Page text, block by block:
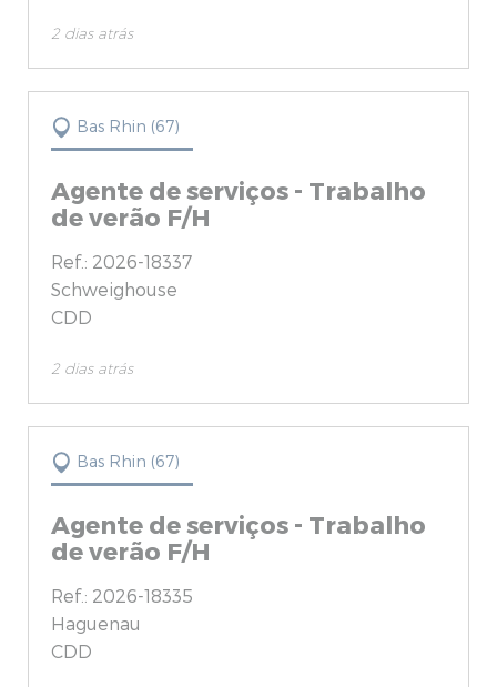
2 dias atrás
Bas Rhin (67)
Agente de serviços - Trabalho
de verão F/H
Ref.: 2026-18337
Schweighouse
CDD
2 dias atrás
Bas Rhin (67)
Agente de serviços - Trabalho
de verão F/H
Ref.: 2026-18335
Haguenau
CDD